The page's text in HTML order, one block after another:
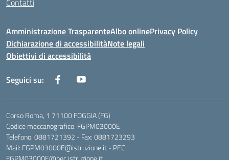
Contatti
Amministrazione TrasparenteAlbo onlinePrivacy Policy
Dichiarazione di accessibilitàNote legali
Obiettivi di accessibilità
Seguici su:
Corso Roma, 1 71100 FOGGIA (FG)
Codice meccanografico: FGPM03000E
Telefono: 0881721392 - Fax: 0881723293
Mail: FGPM03000E@istruzione.it - PEC: